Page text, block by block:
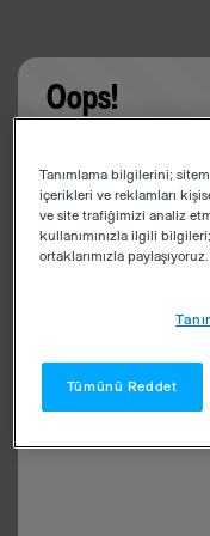
Oops!
app
Tanımlama bilgilerini;
içerikleri ve reklamları
ve site trafiğimizi analiz
kullanımınızla ilgili
ortaklarımızla paylaşıyoruz.
Tümünü Reddet